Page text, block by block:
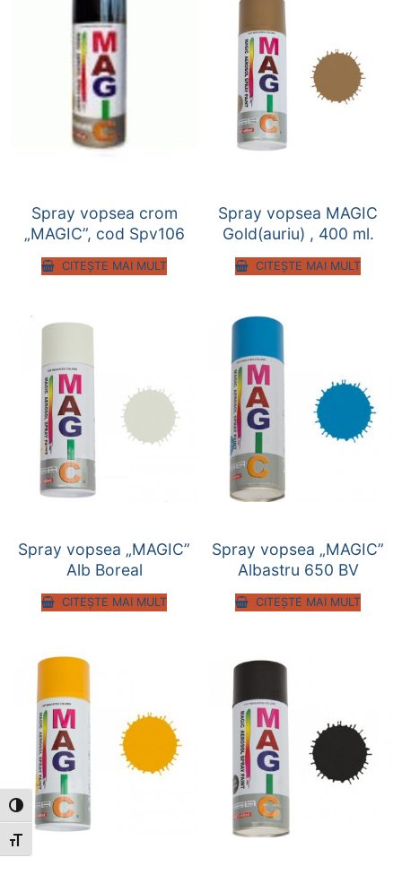
Toggle High Contrast
Toggle Font size
Spray vopsea crom
„MAGIC”, cod Spv106
CITEȘTE MAI MULT
Spray vopsea MAGIC
Gold(auriu) , 400 ml.
CITEȘTE MAI MULT
Spray vopsea „MAGIC”
Alb Boreal
CITEȘTE MAI MULT
Spray vopsea „MAGIC”
Albastru 650 BV
CITEȘTE MAI MULT